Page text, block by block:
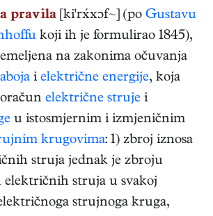
pravila [ki'rxɔf~] (po Gustavu
koji ih je formulirao 1845),
na zakonima očuvanja
i električne energije, koja
električne struje i
u istosmjernim i izmjeničnim
krugovima: 1) zbroj iznosa
struja jednak je zbroju
električnih struja u svakoj
strujnoga kruga,